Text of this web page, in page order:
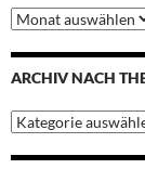
Archiv
nach
Monaten
ARCHIV NACH
Archiv
nach
Themen